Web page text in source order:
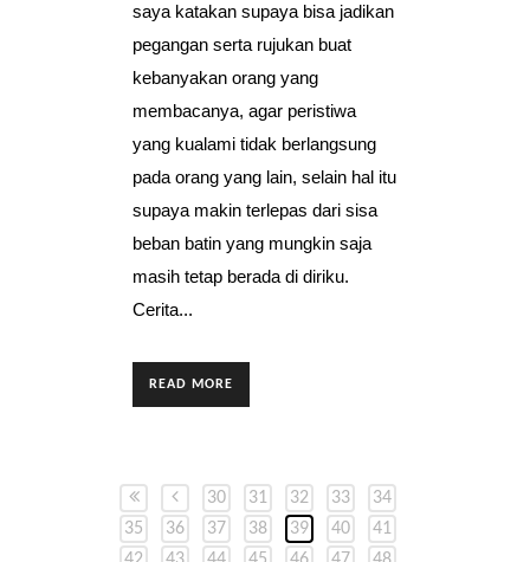
saya katakan supaya bisa jadikan
pegangan serta rujukan buat
kebanyakan orang yang
membacanya, agar peristiwa
yang kualami tidak berlangsung
pada orang yang lain, selain hal itu
supaya makin terlepas dari sisa
beban batin yang mungkin saja
masih tetap berada di diriku.
Cerita...
READ MORE
30 31 32 33
34
35
36 37 38 39 40
41